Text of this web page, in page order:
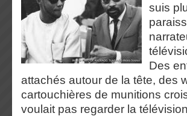
suis
Des
attachés autour de la tête, des
cartouchières de munitions
voulait pas regarder la